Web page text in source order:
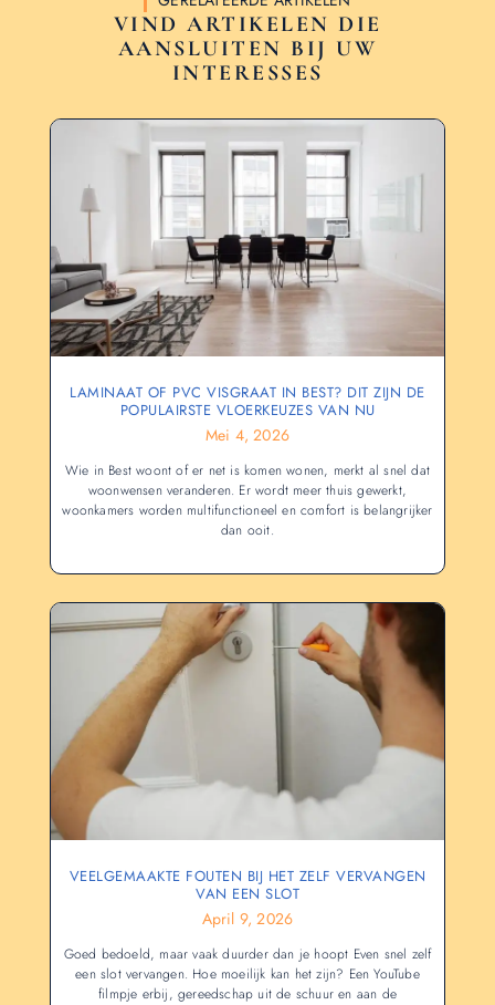
VIND ARTIKELEN DIE
AANSLUITEN BIJ UW
INTERESSES
LAMINAAT OF PVC VISGRAAT IN BEST? DIT ZIJN DE
POPULAIRSTE VLOERKEUZES VAN NU
Mei 4, 2026
Wie in Best woont of er net is komen wonen, merkt al snel dat
woonwensen veranderen. Er wordt meer thuis gewerkt,
woonkamers worden multifunctioneel en comfort is belangrijker
dan ooit.
VEELGEMAAKTE FOUTEN BIJ HET ZELF VERVANGEN
VAN EEN SLOT
April 9, 2026
Goed bedoeld, maar vaak duurder dan je hoopt Even snel zelf
een slot vervangen. Hoe moeilijk kan het zijn? Een YouTube
filmpje erbij, gereedschap uit de schuur en aan de